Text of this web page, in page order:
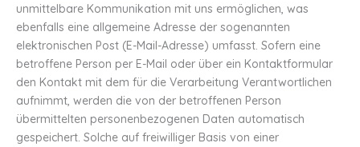
unmittelbare Kommunikation mit uns ermöglichen, was
ebenfalls eine allgemeine Adresse der sogenannten
elektronischen Post (E-Mail-Adresse) umfasst. Sofern eine
betroffene Person per E-Mail oder über ein Kontaktformular
den Kontakt mit dem für die Verarbeitung Verantwortlichen
aufnimmt, werden die von der betroffenen Person
übermittelten personenbezogenen Daten automatisch
gespeichert. Solche auf freiwilliger Basis von einer